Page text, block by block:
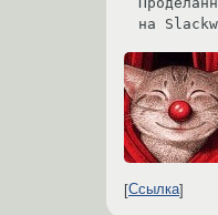
Ссылка